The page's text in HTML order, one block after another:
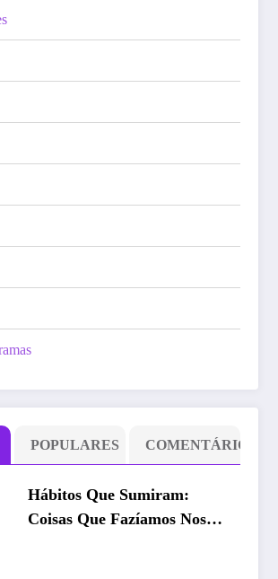
POPULARES COMENTÁRIO
Hábitos Que Sumiram:
Coisas Que Fazíamos Nos